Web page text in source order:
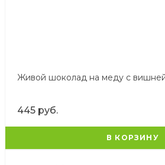
Живой шоколад на меду с
445 руб.
В КОРЗИНУ